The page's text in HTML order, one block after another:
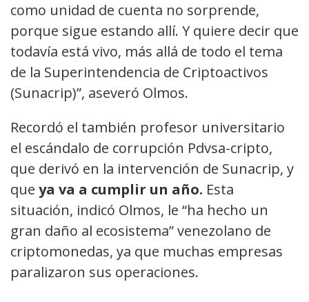
como unidad de cuenta no sorprende,
porque sigue estando allí. Y quiere decir que
todavía está vivo, más allá de todo el tema
de la Superintendencia de Criptoactivos
(Sunacrip)”, aseveró Olmos.
Recordó el también profesor universitario
el escándalo de corrupción Pdvsa-cripto,
que derivó en la intervención de Sunacrip, y
que ya va a cumplir un año. Esta
situación, indicó Olmos, le “ha hecho un
gran daño al ecosistema” venezolano de
criptomonedas, ya que muchas empresas
paralizaron sus operaciones.